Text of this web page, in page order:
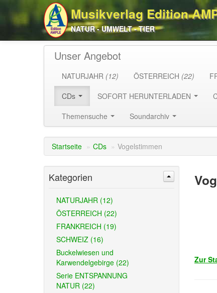
Musikverlag Edition
NATUR - UMWELT - TIER
Unser Angebot
NATURJAHR (12) ÖSTERREICH (22)
CDs
SOFORT HERUNTERLADEN
Themensuche
Soundarchiv
Startseite » CDs » Vogelstimmen
Zur
Kategorien
NATURJAHR (12)
ÖSTERREICH (22)
FRANKREICH (19)
SCHWEIZ (16)
Buckelwiesen und
Karwendelgebirge (22)
Serie ENTSPANNUNG
NATUR (22)